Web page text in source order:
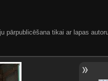
tikai ar lapas